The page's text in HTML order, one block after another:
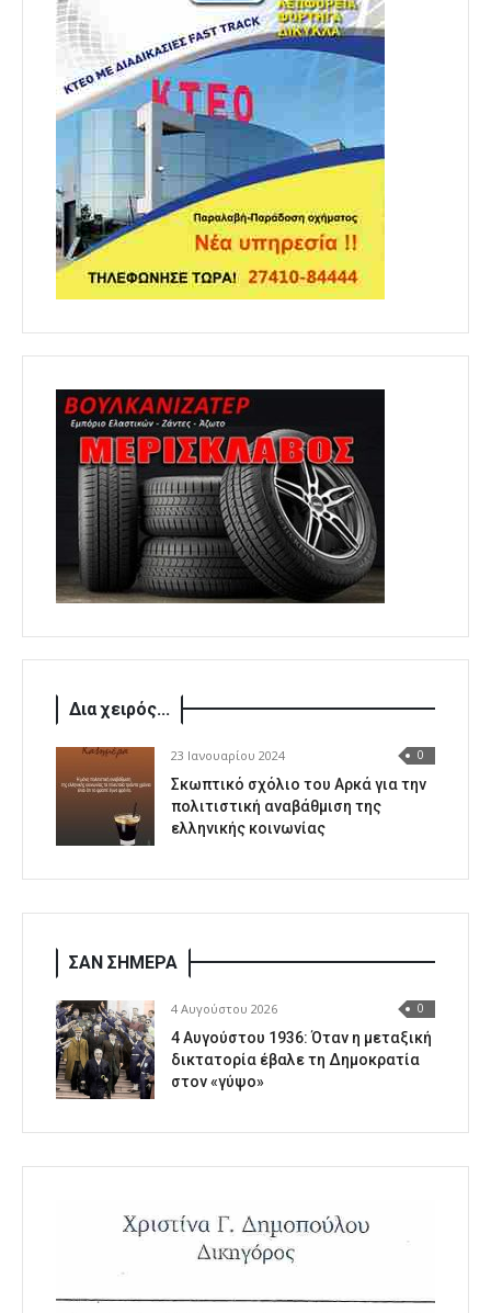
Δια χειρός...
23 Ιανουαρίου 2024 0
Σκωπτικό σχόλιο του Αρκά για την
πολιτιστική αναβάθμιση της
ελληνικής κοινωνίας
ΣΑΝ ΣΗΜΕΡΑ
4 Αυγούστου 2026 0
4 Αυγούστου 1936: Όταν η μεταξική
δικτατορία έβαλε τη Δημοκρατία
στον «γύψο»